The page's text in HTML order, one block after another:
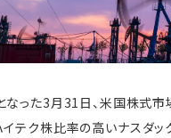
なった3月31日、米国株式
イテク株比率の高いナスダ